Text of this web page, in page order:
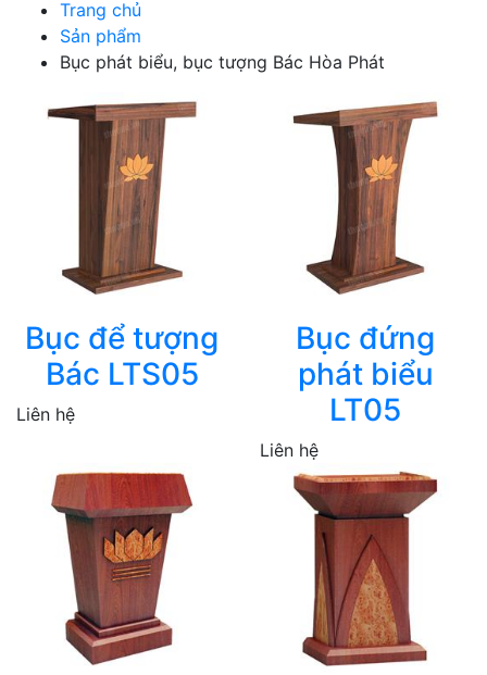
Trang chủ
Sản phẩm
Bục phát biểu, bục tượng Bác Hòa Phát
Bục để tượng
Bác LTS05
Liên hệ
Bục đứng
phát biểu
LT05
Liên hệ